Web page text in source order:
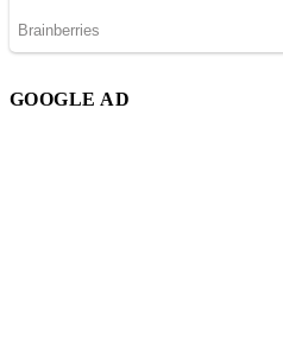
GOOGLE AD